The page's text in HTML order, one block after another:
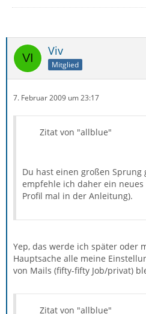
Viv
Mitglied
7. Februar 2009 um 23:17
Zitat von "allblue"
Du hast einen großen Sprung
empfehle ich daher ein neues
Profil mal in der Anleitung).
Yep, das werde ich später oder
Hauptsache alle meine
von Mails (fifty-fifty Job/privat)
Zitat von "allblue"